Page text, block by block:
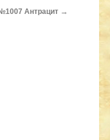
Антрацит →